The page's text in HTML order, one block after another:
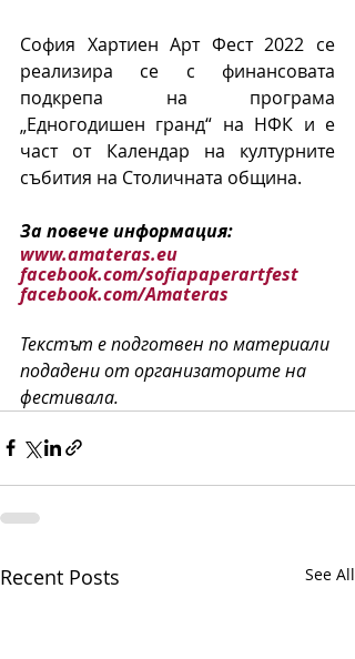
София Хартиен Арт Фест 2022 се
реализира се с финансовата
подкрепа на програма
„Едногодишен гранд“ на НФК и е
част от Календар на културните
събития на Столичната община.
За повече информация:
www.amateras.eu
facebook.com/sofiapaperartfest
facebook.com/Amateras
Текстът е подготвен по материали
подадени от организаторите на
фестивала.
Recent Posts See All